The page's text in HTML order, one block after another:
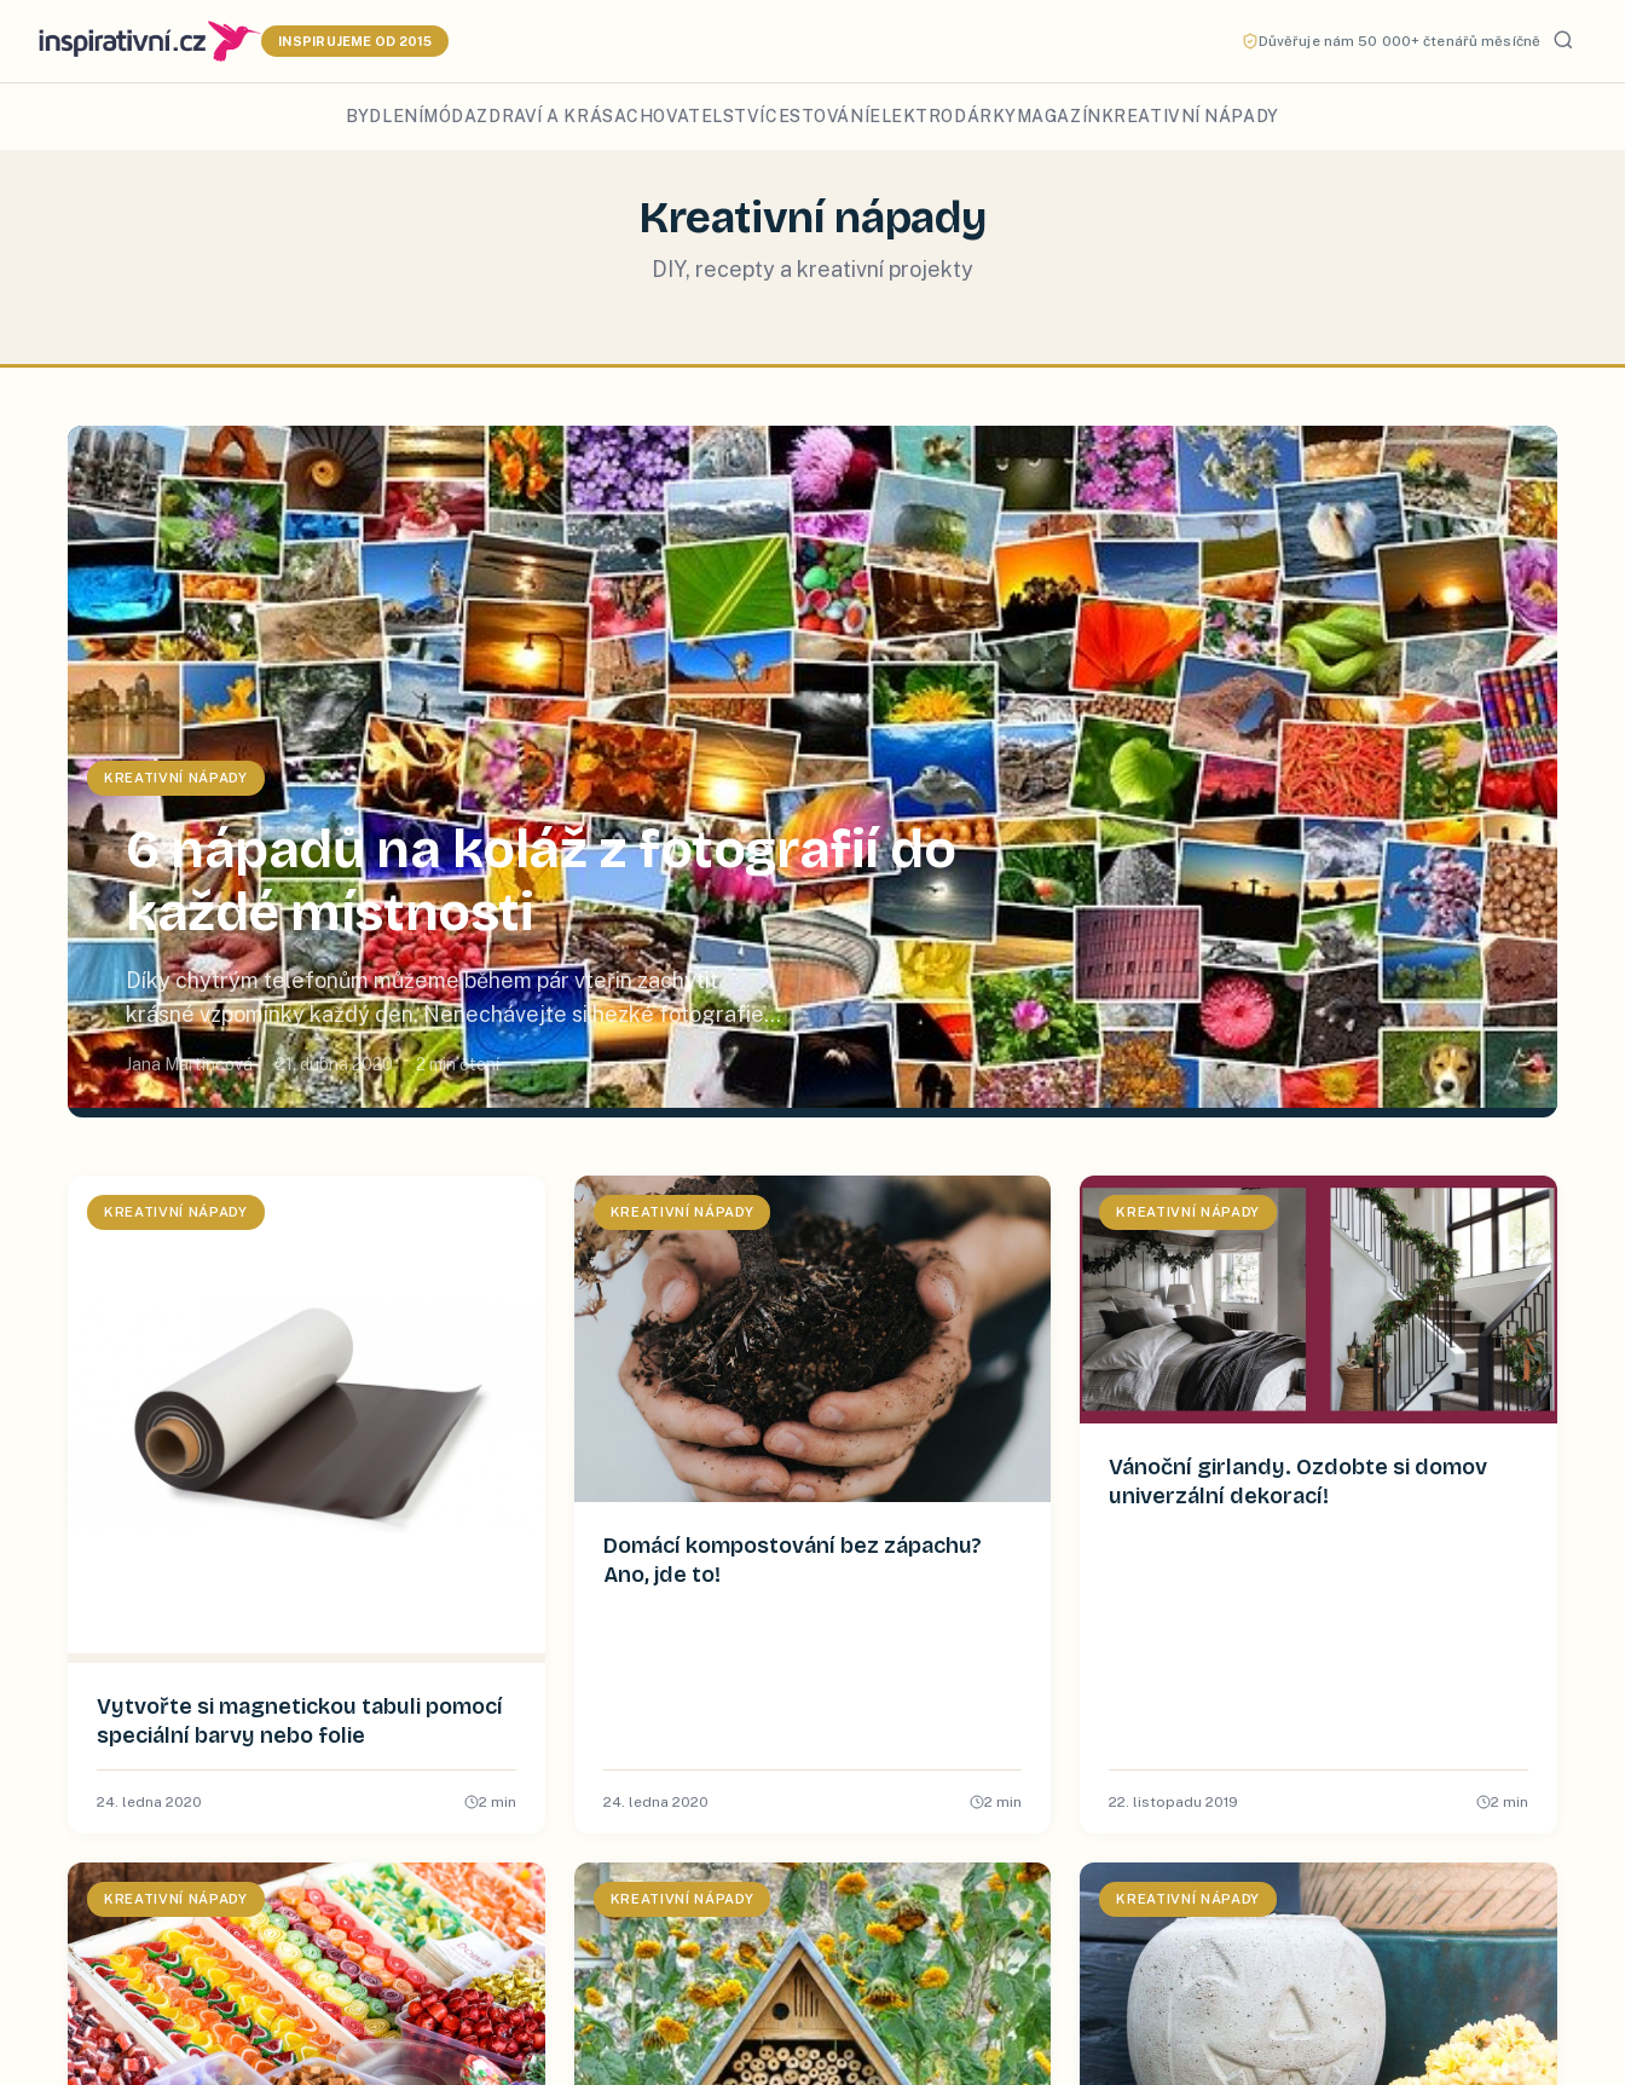
INSPIRUJEME OD 2015 Důvěřuje nám 50 000+ čtenářů měsíčně
BYDLENÍ MÓDAZDRAVÍ A KRÁSACHOVATELSTVÍCESTOVÁNÍ ELEKTRO DÁRKY MAGAZÍN KREATIVNÍ NÁPADY
Kreativní nápady
DIY, recepty a kreativní projekty
KREATIVNÍ NÁPADY
6 nápadů na koláž z fotografií do
každé místnosti
Díky chytrým telefonům můžeme během pár vteřin zachytit
krásné vzpomínky každý den. Nenechávejte si hezké fotografie
jen pro sebe a vytvořte si z vybraných fotografií koláž, kterou si
spolu s vámi užije i vaše rodina a přátele klidně po celé roky.
Jana Martincová 21. dubna 2020 2min čtení
KREATIVNÍ NÁPADY
Vytvořte si magnetickou tabuli pomocí
speciální barvy nebo folie
24. ledna 2020 2 min
KREATIVNÍ NÁPADY
Domácí kompostování bez zápachu?
Ano, jde to!
24. ledna 2020 2 min
KREATIVNÍ NÁPADY
Vánoční girlandy. Ozdobte si domov
univerzální dekorací!
22. listopadu 2019 2 min
KREATIVNÍ NÁPADY KREATIVNÍ NÁPADY KREATIVNÍ NÁPADY